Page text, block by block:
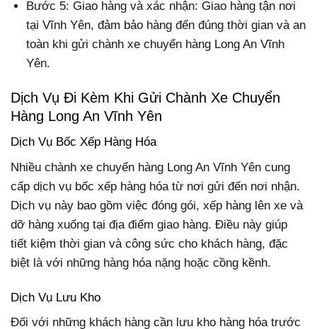
Bước 5: Giao hàng và xác nhận: Giao hàng tận nơi
tại Vĩnh Yên, đảm bảo hàng đến đúng thời gian và an
toàn khi gửi chành xe chuyển hàng Long An Vĩnh
Yên.
Dịch Vụ Đi Kèm Khi Gửi Chành Xe Chuyển
Hàng Long An Vĩnh Yên
Dịch Vụ Bốc Xếp Hàng Hóa
Nhiều chành xe chuyển hàng Long An Vĩnh Yên cung
cấp dịch vụ bốc xếp hàng hóa từ nơi gửi đến nơi nhận.
Dịch vụ này bao gồm việc đóng gói, xếp hàng lên xe và
dỡ hàng xuống tại địa điểm giao hàng. Điều này giúp
tiết kiệm thời gian và công sức cho khách hàng, đặc
biệt là với những hàng hóa nặng hoặc cồng kềnh.
Dịch Vụ Lưu Kho
Đối với những khách hàng cần lưu kho hàng hóa trước